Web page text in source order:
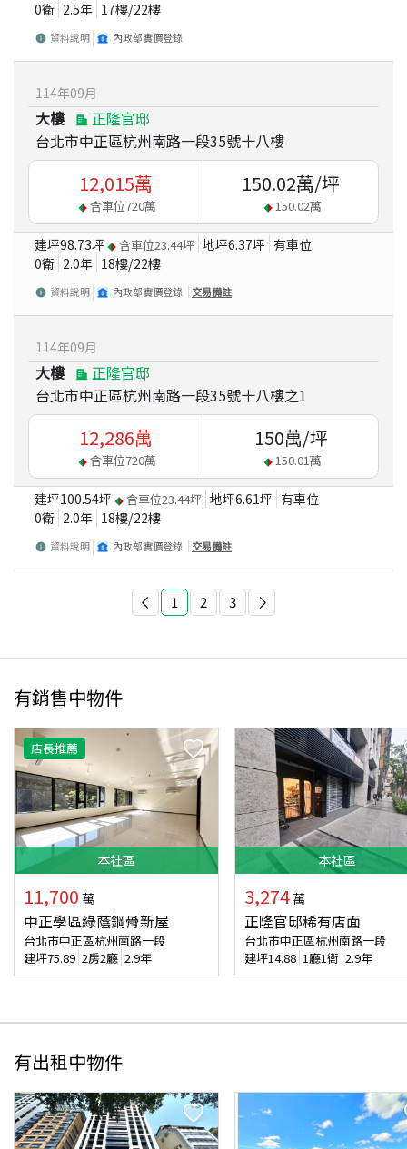
0衛 2.5年 17樓/22樓
資料說明 內政部實價登錄
114年09月
大樓
正隆官邸
台北市中正區杭州南路一段35號十八樓
12,015萬
含車位720萬
150.02萬/坪
150.02萬
建坪98.73坪 含車位23.44坪 地坪6.37坪 有車位
0衛 2.0年 18樓/22樓
資料說明 內政部實價登錄 交易備註
114年09月
大樓
正隆官邸
台北市中正區杭州南路一段35號十八樓之1
12,286萬
含車位720萬
150萬/坪
150.01萬
建坪100.54坪 含車位23.44坪 地坪6.61坪 有車位
0衛 2.0年 18樓/22樓
資料說明 內政部實價登錄 交易備註
1 2 3
有銷售中物件
店長推薦
本社區
11,700 萬
中正學區綠蔭鋼骨新屋
台北市中正區杭州南路一段
建坪75.89 2房2廳 2.9年
本社區
3,274萬
正隆官邸稀有店面
台北市中正區杭州南路一段
建坪14.88 1廳1衛 2.9年
有出租中物件